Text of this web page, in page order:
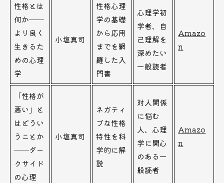
性格とは
何か――
より良く
生きるた
めの心理
学
小塩真司
性格心理
学の基礎
から応用
までを網
羅した入
門書
心理学初
学者、自
己理解を
深めたい
一般読者
Amazo
n
「性格が
悪い」と
はどうい
うことか
――ダー
クサイド
の心理
小塩真司
ネガティ
ブな性格
特性を科
学的に解
説
対人関係
に悩む
人、心理
学に関心
のある一
般読者
Amazo
n